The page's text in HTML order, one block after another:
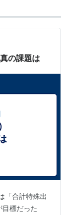
の課題は
「合計特殊出
標だった